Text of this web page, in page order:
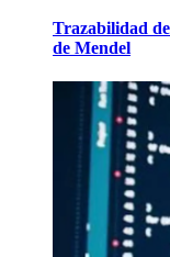
Trazabilidad
de Mendel